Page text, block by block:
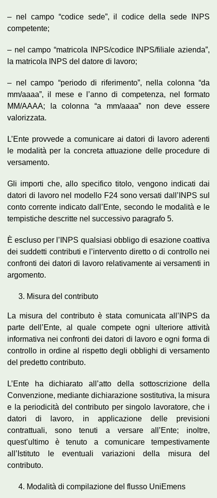
– nel campo “codice sede”, il codice della sede INPS
competente;
– nel campo “matricola INPS/codice INPS/filiale azienda”,
la matricola INPS del datore di lavoro;
– nel campo “periodo di riferimento”, nella colonna “da
mm/aaaa”, il mese e l’anno di competenza, nel formato
MM/AAAA; la colonna “a mm/aaaa” non deve essere
valorizzata.
L’Ente provvede a comunicare ai datori di lavoro aderenti
le modalità per la concreta attuazione delle procedure di
versamento.
Gli importi che, allo specifico titolo, vengono indicati dai
datori di lavoro nel modello F24 sono versati dall’INPS sul
conto corrente indicato dall’Ente, secondo le modalità e le
tempistiche descritte nel successivo paragrafo 5.
È escluso per l’INPS qualsiasi obbligo di esazione coattiva
dei suddetti contributi e l’intervento diretto o di controllo nei
confronti dei datori di lavoro relativamente ai versamenti in
argomento.
Misura del contributo
La misura del contributo è stata comunicata all’INPS da
parte dell’Ente, al quale compete ogni ulteriore attività
informativa nei confronti dei datori di lavoro e ogni forma di
controllo in ordine al rispetto degli obblighi di versamento
del predetto contributo.
L’Ente ha dichiarato all’atto della sottoscrizione della
Convenzione, mediante dichiarazione sostitutiva, la misura
e la periodicità del contributo per singolo lavoratore, che i
datori di lavoro, in applicazione delle previsioni
contrattuali, sono tenuti a versare all’Ente; inoltre,
quest’ultimo è tenuto a comunicare tempestivamente
all’Istituto le eventuali variazioni della misura del
contributo.
Modalità di compilazione del flusso UniEmens